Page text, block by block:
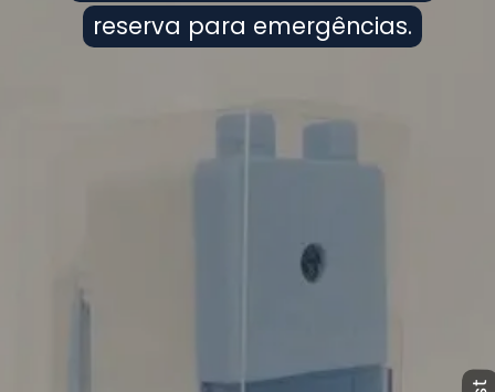
reserva para emergências.
reserva para emergências.